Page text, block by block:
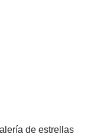
de estrellas